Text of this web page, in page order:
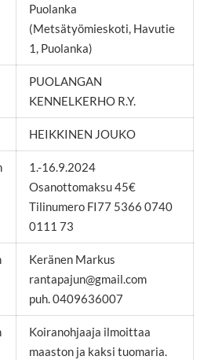
Puolanka
(Metsätyömieskoti, Havutie
1, Puolanka)
PUOLANGAN
KENNELKERHO R.Y.
HEIKKINEN JOUKO
1.-16.9.2024
Osanottomaksu 45€
Tilinumero FI77 5366 0740
0111 73
Keränen Markus
rantapajun@gmail.com
puh. 0409636007
Koiranohjaaja ilmoittaa
maaston ja kaksi tuomaria.